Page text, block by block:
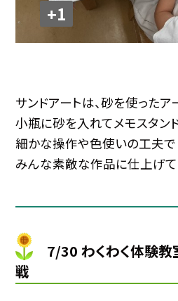
+1
サンドアートは、砂を使ったア
小瓶に砂を入れてメモスタン
細かな操作や色使いの工夫で
みんな素敵な作品に仕上げて
7/30 わくわく体験
戦